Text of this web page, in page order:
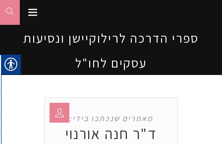
ספרי הדרכה לרילוקיישן ונסיעות
עסקים לחו"ל
מאמרים שנכתבו בידי:
ד"ר חנה אורנוי